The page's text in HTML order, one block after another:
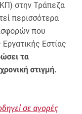
στην Τράπεζα
περισσότερα
που
Εστίας
τα
στιγμή.
σε αγορές